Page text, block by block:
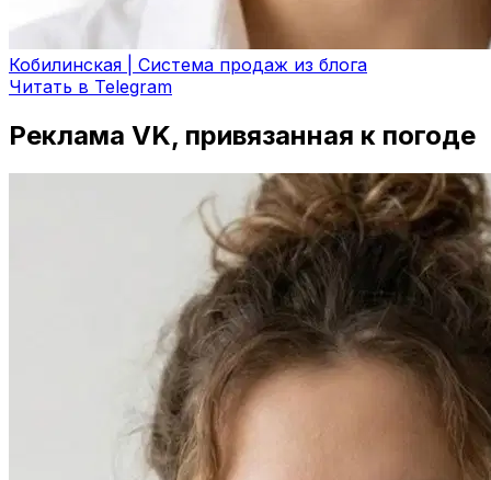
Кобилинская | Система продаж из блога
Читать в Telegram
Реклама VK, привязанная к погоде